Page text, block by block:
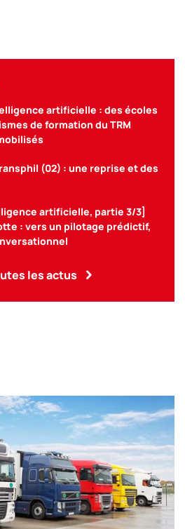
artificielle : des écoles
de formation du TRM
(02) : une reprise et des
artificielle, partie 3/3]
: vers un pilotage prédictif,
les actus